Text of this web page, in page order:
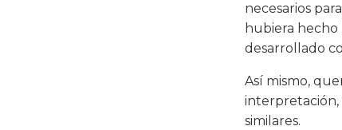
necesarios
hubiera hecho
desarrollado
Así mismo,
interpretación,
similares.